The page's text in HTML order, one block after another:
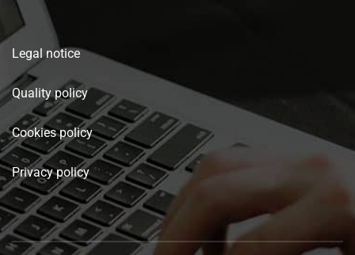
Legal notice
Quality policy
Cookies policy
Privacy policy